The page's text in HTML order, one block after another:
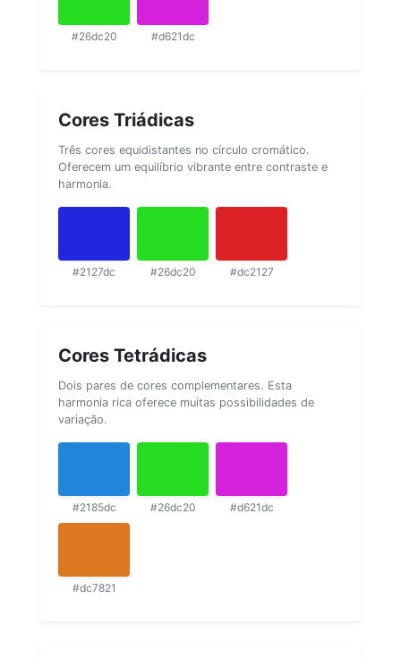
#26dc20 #d621dc
Cores Triádicas
Três cores equidistantes no círculo cromático.
Oferecem um equilíbrio vibrante entre contraste e
harmonia.
#2127dc #26dc20 #dc2127
Cores Tetrádicas
Dois pares de cores complementares. Esta
harmonia rica oferece muitas possibilidades de
variação.
#2185dc #26dc20 #d621dc
#dc7821